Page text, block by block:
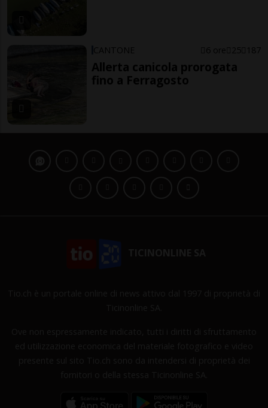
CANTONE 6 ore 25 187
Allerta canicola prorogata
fino a Ferragosto